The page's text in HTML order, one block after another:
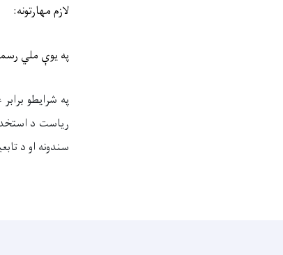
لازم مهارتونه:
پهیوې ملي
په شرایطو
ریاست د
سندونه اود